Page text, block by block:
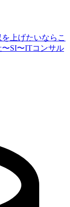
上げたいならこ
SI〜ITコンサル